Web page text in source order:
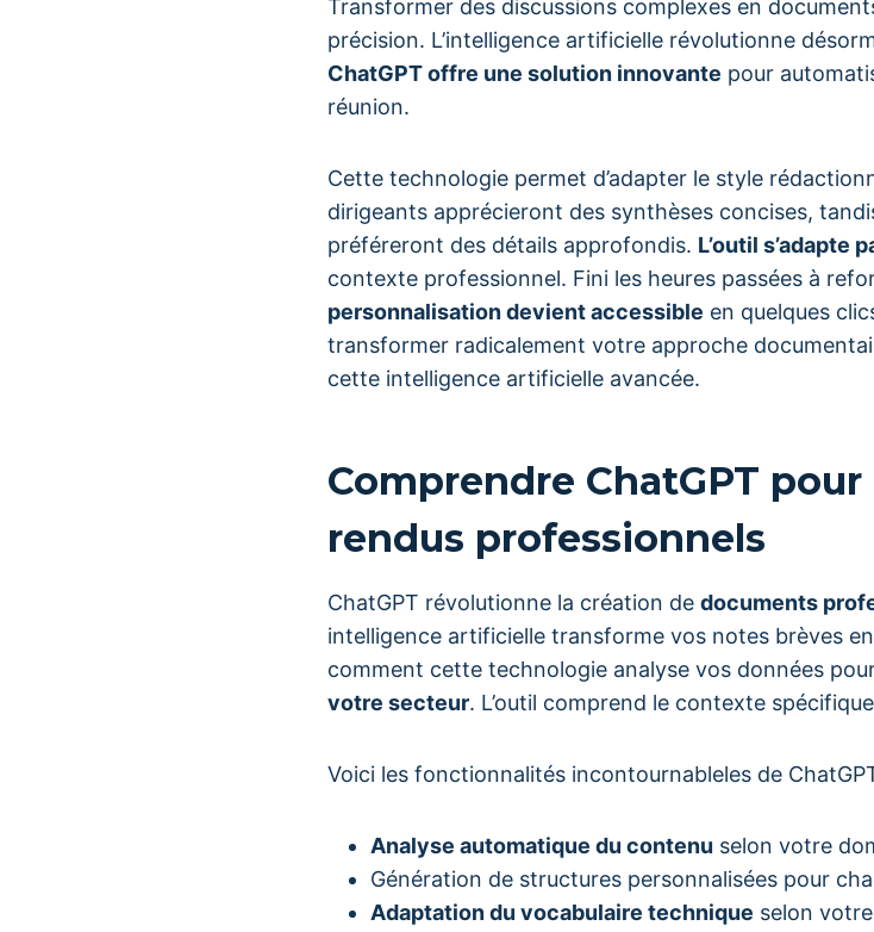
Transformer des discussions complexes en
précision. L’intelligence artificielle révolutionne
ChatGPT offre une solution innovante pour
réunion.
Cette technologie permet d’adapter le style
dirigeants apprécieront des synthèses concises,
préféreront des détails approfondis. L’outil s’adapte
contexte professionnel. Fini les heures passées à
personnalisation devient accessible en quelques
transformer radicalement votre approche
cette intelligence artificielle avancée.
Comprendre ChatGPT
rendus professionnels
ChatGPT révolutionne la création de documents
intelligence artificielle transforme vos notes brèves
comment cette technologie analyse vos données
votre secteur. L’outil comprend le contexte
Voici les fonctionnalités incontournableles de
Analyse automatique du contenu selon votre
Génération de structures personnalisées pour
Adaptation du vocabulaire technique selon